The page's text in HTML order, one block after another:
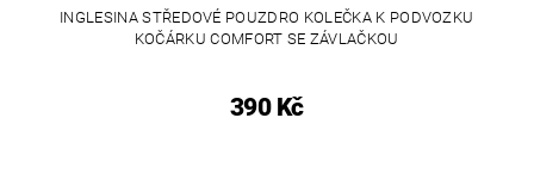
INGLESINA STŘEDOVÉ POUZDRO KOLEČKA K PODVOZKU
KOČÁRKU COMFORT SE ZÁVLAČKOU
390 Kč